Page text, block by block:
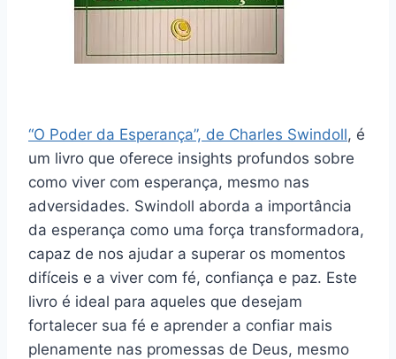
“O Poder da Esperança”, de Charles Swindoll, é
um livro que oferece insights profundos sobre
como viver com esperança, mesmo nas
adversidades. Swindoll aborda a importância
da esperança como uma força transformadora,
capaz de nos ajudar a superar os momentos
difíceis e a viver com fé, confiança e paz. Este
livro é ideal para aqueles que desejam
fortalecer sua fé e aprender a confiar mais
plenamente nas promessas de Deus, mesmo